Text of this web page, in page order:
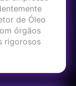
de Óleo
órgãos
rigorosos